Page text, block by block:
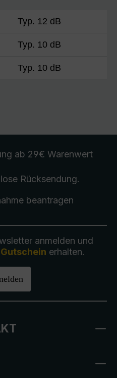
Typ. 12 dB
Typ. 10 dB
Typ. 10 dB
ab 29€ Warenwert
Rücksendung.
beantragen
anmelden und
erhalten.